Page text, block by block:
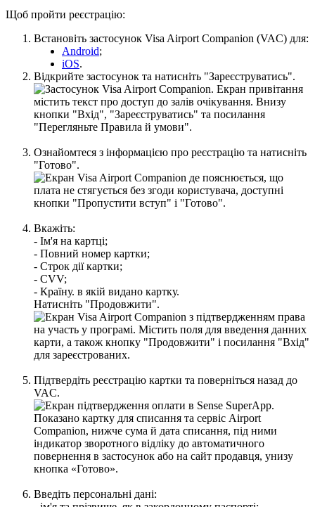
Щоб пройти реєстрацію:
Встановіть застосунок VisaAirport Companion (VAC) для:
Android;
iOS.
Відкрийте застосунок та натисніть "Зареєструватись".
Ознайомтеся з інформацією про реєстрацію та натисніть
"Готово".
Вкажіть:
- Ім'я на картці;
- Повний номер картки;
- Строк дії картки;
- CVV;
- Країну. в якій видано картку.
Натисніть "Продовжити".
Підтвердіть реєстрацію картки та поверніться назад до
VAC.
Введіть персональні дані: